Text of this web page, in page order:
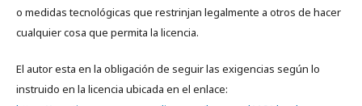
o medidas tecnológicas que restrinjan legalmente a otros de hacer
cualquier cosa que permita la licencia.
El autor esta en la obligación de seguir las exigencias según lo
instruido en la licencia ubicada en el enlace: